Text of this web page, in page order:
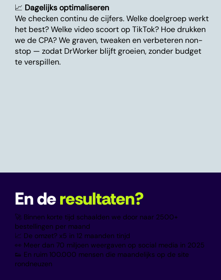
📈 Dagelijks optimaliseren
We checken continu de cijfers. Welke doelgroep werkt
het best? Welke video scoort op TikTok? Hoe drukken
we de CPA? We graven, tweaken en verbeteren non-
stop — zodat DrWorker blijft groeien, zonder budget
te verspillen.
En deresultaten?
🚀 Binnen korte tijd schaalden we door naar 2500+
bestellingen per maand
📈 De omzet? x5 in 12 maanden tinjd
👀 Meer dan 70 miljoen weergaven op social media in 2025
👟 En ruim 100.000 mensen die maandelijks op de site
rondneuzen